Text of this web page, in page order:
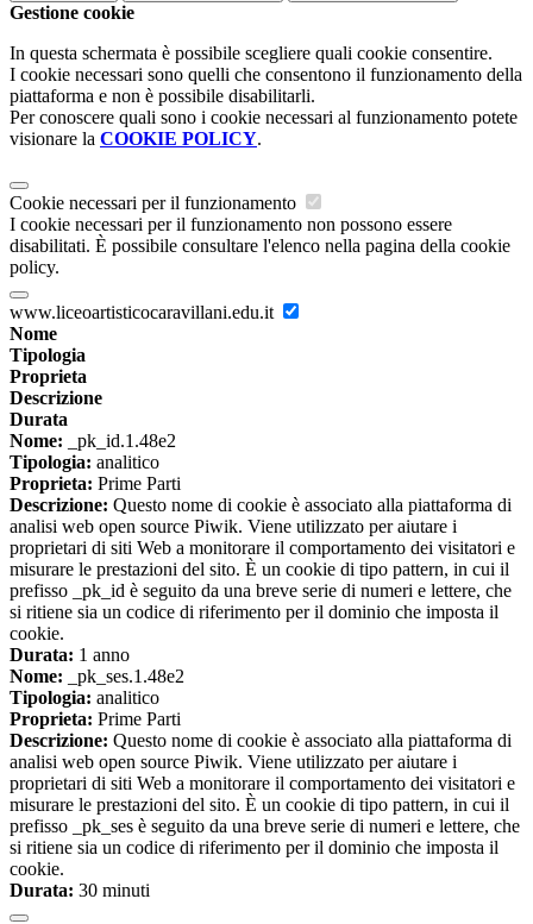
Gestione cookie
In questa schermata è possibile scegliere quali cookie consentire.
I cookie necessari sono quelli che consentono il funzionamento della
piattaforma e non è possibile disabilitarli.
Per conoscere quali sono i cookie necessari al funzionamento potete
visionare la COOKIE POLICY.
Cookie necessari per il funzionamento
I cookie necessari per il funzionamento non possono essere
disabilitati. È possibile consultare l'elenco nella pagina della cookie
policy.
www.liceoartisticocaravillani.edu.it
Nome
Tipologia
Proprieta
Descrizione
Durata
Nome: _pk_id.1.48e2
Tipologia: analitico
Proprieta: Prime Parti
Descrizione: Questo nome di cookie è associato alla piattaforma di
analisi web open source Piwik. Viene utilizzato per aiutare i
proprietari di siti Web a monitorare il comportamento dei visitatori e
misurare le prestazioni del sito. È un cookie di tipo pattern, in cui il
prefisso _pk_id è seguito da una breve serie di numeri e lettere, che
si ritiene sia un codice di riferimento per il dominio che imposta il
cookie.
Durata: 1 anno
Nome: _pk_ses.1.48e2
Tipologia: analitico
Proprieta: Prime Parti
Descrizione: Questo nome di cookie è associato alla piattaforma di
analisi web open source Piwik. Viene utilizzato per aiutare i
proprietari di siti Web a monitorare il comportamento dei visitatori e
misurare le prestazioni del sito. È un cookie di tipo pattern, in cui il
prefisso _pk_ses è seguito da una breve serie di numeri e lettere, che
si ritiene sia un codice di riferimento per il dominio che imposta il
cookie.
Durata: 30 minuti